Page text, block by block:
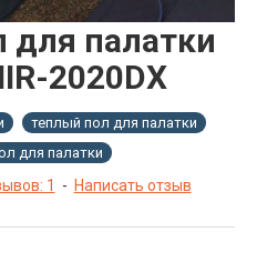
для палатки
2020DX
теплый пол для палатки
для палатки
1 - Написать отзыв